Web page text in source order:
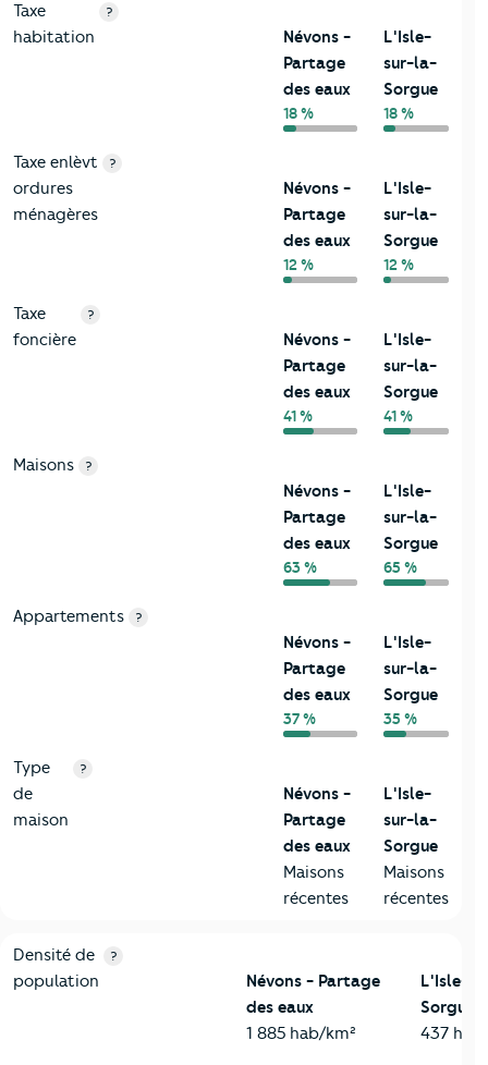
Taxe
habitation
?
Névons -
Partage
des eaux
18 %
L'Isle-
sur-la-
Sorgue
18 %
Taxe enlèvt
ordures
ménagères
?
Névons -
Partage
des eaux
12 %
L'Isle-
sur-la-
Sorgue
12 %
Taxe
foncière
?
Névons -
Partage
des eaux
41 %
L'Isle-
sur-la-
Sorgue
41 %
Maisons ?
Névons -
Partage
des eaux
63 %
L'Isle-
sur-la-
Sorgue
65 %
Appartements ?
Névons -
Partage
des eaux
37 %
L'Isle-
sur-la-
Sorgue
35 %
Type
de
maison
?
Névons -
Partage
des eaux
Maisons
récentes
L'Isle-
sur-la-
Sorgue
Maisons
récentes
2-Habitants
Critères Névons - Partage des eaux
Densité de
population
?
Névons - Partage
des eaux
1 885 hab/km²
L'Isle-
Sorgue
437